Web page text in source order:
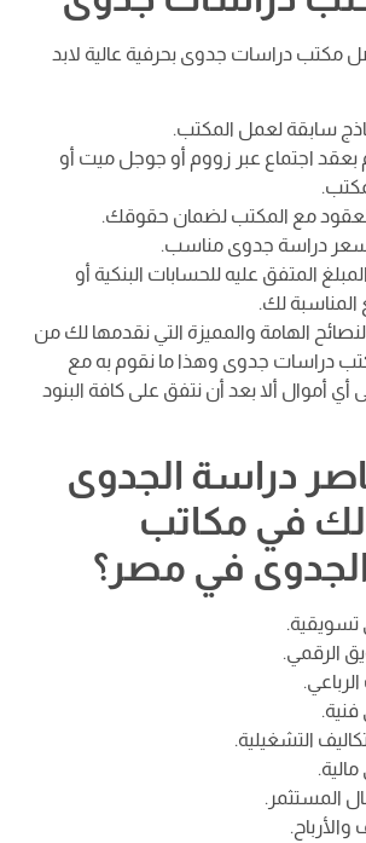
مكتب دراسات جدوى بحرفية عالية لابد
سابقة لعمل المكتب.
اجتماع عبر زووم أو جوجل ميت أو
مع المكتب لضمان حقوقك.
سعر دراسة جدوى مناسب.
المتفق عليه للحسابات البنكية أو
المناسبة لك.
الهامة والمميزة التي نقدمها لك من
دراسات جدوى وهذا ما نقوم به مع
أي أموال ألا بعد أن نتفق على كافة البنود
دراسة الجدوى
لك في مكاتب
في مصر؟
الرقمي.
التشغيلية.
المستثمر.
والأرباح.